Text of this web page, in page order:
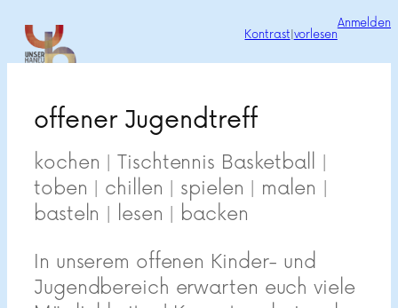
Zum
Inhalt
springen
Kontrast vorlesen
Anmelden
offener Jugendtreff
kochen | Tischtennis Basketball |
toben | chillen | spielen | malen |
basteln | lesen | backen
In unserem offenen Kinder- und
Jugendbereich erwarten euch viele